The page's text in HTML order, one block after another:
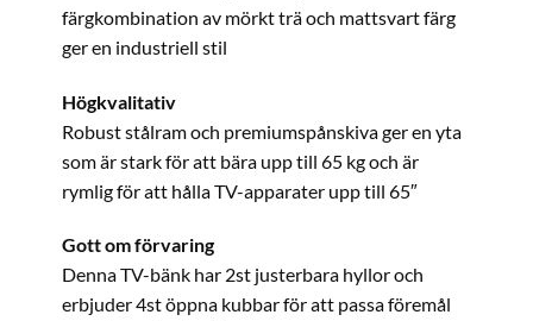
färgkombination av mörkt trä och mattsvart färg
ger en industriell stil
Högkvalitativ
Robust stålram och premiumspånskiva ger en yta
som är stark för att bära upp till 65 kg och är
rymlig för att hålla TV-apparater upp till 65″
Gott om förvaring
Denna TV-bänk har 2st justerbara hyllor och
erbjuder 4st öppna kubbar för att passa föremål